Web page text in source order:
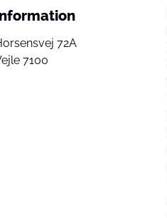
72A
7100